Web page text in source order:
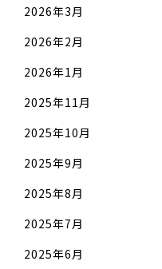
2026年3月
2026年2月
2026年1月
2025年11月
2025年10月
2025年9月
2025年8月
2025年7月
2025年6月